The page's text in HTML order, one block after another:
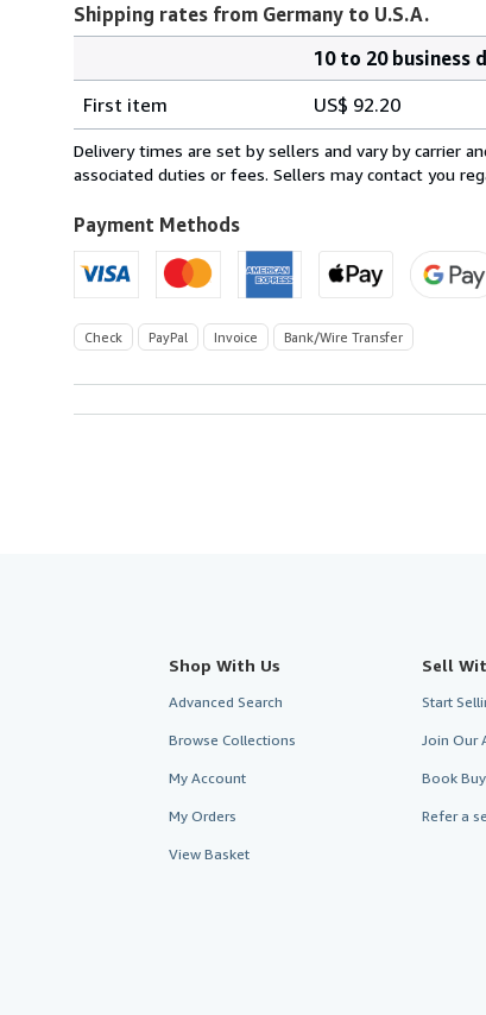
Shipping rates from Germany to U.S.A.
rates
from
Germany
U.S.A.
10 to 20 business
First item
US$ 92.20
Delivery times are set by sellers and vary by carrier
associated duties or fees. Sellers may contact you
Payment Methods
Check PayPal Invoice Bank/Wire Transfer
Shop With Us
Advanced Search
Browse Collections
My Account
My Orders
View Basket
Sell
Start
Join Our
Book
Refer a